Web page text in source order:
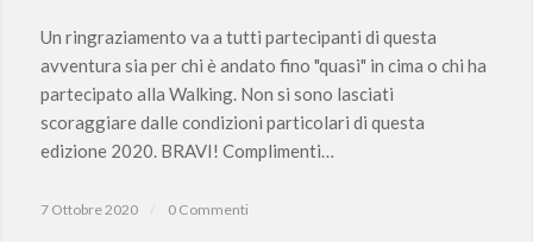
Un ringraziamento va a tutti partecipanti di questa
avventura sia per chi è andato fino "quasi" in cima o chi ha
partecipato alla Walking. Non si sono lasciati
scoraggiare dalle condizioni particolari di questa
edizione 2020. BRAVI! Complimenti…
7 Ottobre 2020 / 0 Commenti